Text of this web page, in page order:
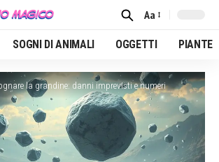
Font
Resizer
Aa
SOGNI DI ANIMALI OGGETTI PIANTE
la grandine: danni imprevisti e numeri